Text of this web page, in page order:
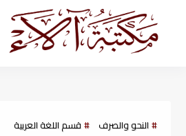
النحو والصرف قسم اللغة العربية